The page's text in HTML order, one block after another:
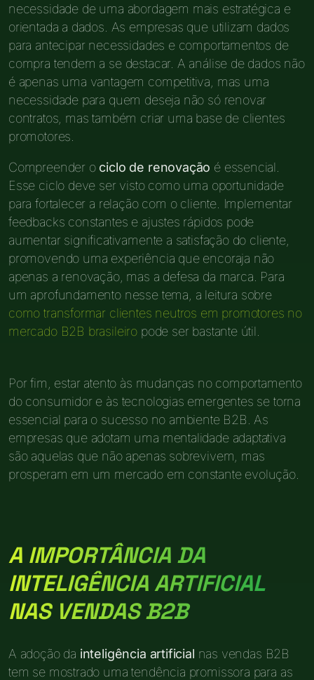
necessidade de uma abordagem mais estratégica e
orientada a dados. As empresas que utilizam dados
para antecipar necessidades e comportamentos de
compra tendem a se destacar. A análise de dados não
é apenas uma vantagem competitiva, mas uma
necessidade para quem deseja não só renovar
contratos, mas também criar uma base de clientes
promotores.
Compreender o ciclo de renovação é essencial.
Esse ciclo deve ser visto como uma oportunidade
para fortalecer a relação com o cliente. Implementar
feedbacks constantes e ajustes rápidos pode
aumentar significativamente a satisfação do cliente,
promovendo uma experiência que encoraja não
apenas a renovação, mas a defesa da marca. Para
um aprofundamento nesse tema, a leitura sobre
como transformar clientes neutros em promotores no
mercado B2B brasileiro pode ser bastante útil.
Por fim, estar atento às mudanças no comportamento
do consumidor e às tecnologias emergentes se torna
essencial para o sucesso no ambiente B2B. As
empresas que adotam uma mentalidade adaptativa
são aquelas que não apenas sobrevivem, mas
prosperam em um mercado em constante evolução.
A IMPORTÂNCIA DA
INTELIGÊNCIA ARTIFICIAL
NAS VENDAS B2B
A adoção da inteligência artificial nas vendas B2B
tem se mostrado uma tendência promissora para as